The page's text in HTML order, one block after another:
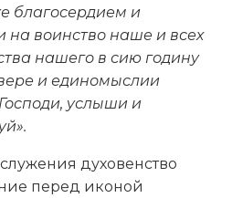
благосердием и
на воинство наше и всех
нашего в сию годину
и единомыслии
услыши и
духовенство
перед иконой